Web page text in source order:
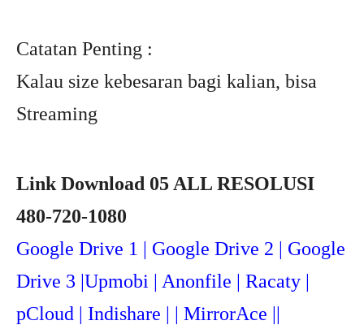
Catatan Penting :
Kalau size kebesaran bagi kalian, bisa
Streaming
Link Download 05 ALL RESOLUSI
480-720-1080
Google Drive 1 | Google Drive 2 | Google
Drive 3 |Upmobi | Anonfile | Racaty |
pCloud | Indishare | | MirrorAce ||